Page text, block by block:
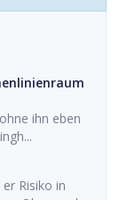
ihn eben
Risiko in